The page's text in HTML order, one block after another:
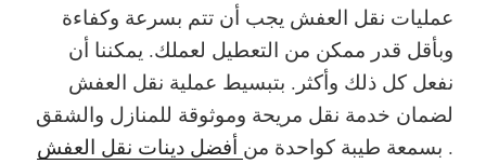
عمليات نقل العفش يجب أن تتم بسرعة وكفاءة
وبأقل قدر ممكن من التعطيل لعملك. يمكننا أن
نفعل كل ذلك وأكثر. بتبسيط عملية نقل العفش
لضمان خدمة نقل مريحة وموثوقة للمنازل والشقق
. بسمعة طيبة كواحدة من أفضل دينات نقل العفش